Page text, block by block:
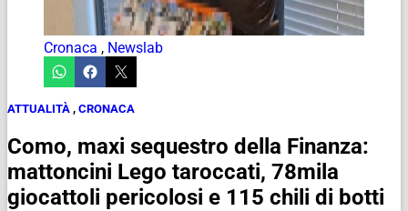
Cronaca , Newslab
ATTUALITÀ , CRONACA
Como, maxi sequestro della Finanza:
mattoncini Lego taroccati, 78mila
giocattoli pericolosi e 115 chili di botti